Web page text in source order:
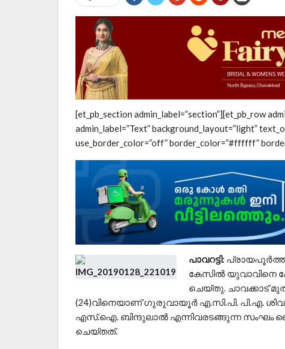
[et_pb_section admin_label=”section”][et_pb_row
admin_label=”Text” background_layout=”light”
use_border_color=”off” border_color=”#ffffff”
പാവറട്ടി:
കേസിൽ യുവാവിനെ
ചെയ്തു. ചാവക്കാട്
(24)വിനെയാണ് ഗുരുവായൂർ എ.സി.പി. പി.എ.
എസ്.ഐ. ബിന്ദുലാൽ എന്നിവരടങ്ങുന്ന സംഘം
ചെയ്തത്.